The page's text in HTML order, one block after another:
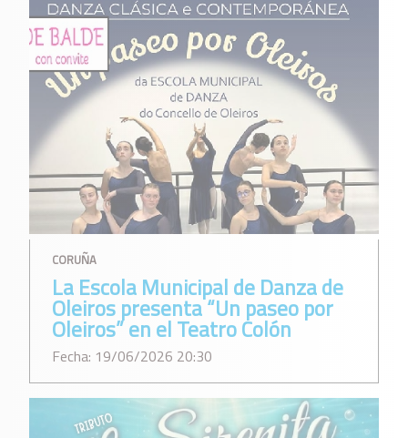
CORUÑA
La Escola Municipal de Danza de
Oleiros presenta “Un paseo por
Oleiros” en el Teatro Colón
Fecha: 19/06/2026 20:30